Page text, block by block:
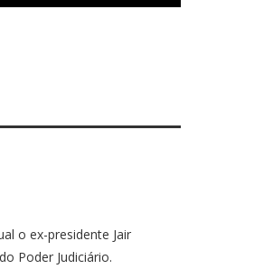
o ex-presidente Jair
Poder Judiciário.